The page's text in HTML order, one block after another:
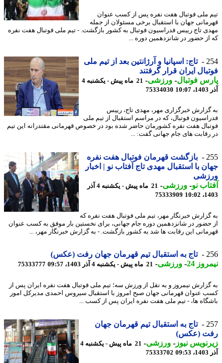
ملی فوتبال هفت نفره پس از کسب عنوان
جهان با استقبال برخی مسئولان از جمله
تاج رییس فدراسیون فوتبال به کشور بازگشت. - تیم ملی فوتبال هفت نفره
حضور در شانزدهمین دوره ...
تاج: اسپانیا و آرژانتین بعد از تیم ملی
ایران قرار گرفتند
فوتبال-ورزشی-
21 ماه پیش - یکشنبه 4
75334030
خبرگزاری مهر، مهدی تاج، رییس
فوتبال، که در مراسم استقبال از تیم ملی
هفت نفره کشورمان حاضر شده بود در خصوص قهرمانی مقتدرانه این تیم
های جام جهانی گفت: ...
بازگشت قهرمان فوتبال هفت نفره
با استقبال مهدی تاج آفتاب نو | اخبار
نو- ورزشی-
21 ماه پیش - یکشنبه 4 آذر
75333909
خبرنگار مهر، تیم ملی فوتبال هفت نفره که
در شانزدهمین دوره جام جهانی، برای نخستین بار موفق به کسب عنوان
این رقابت ها شد به کشور بازگشت. - به گزارش خبرنگار مهر، ...
تاج به استقبال تیم قهرمان جهان رفت (عکس)
24
-ورزشی-21 ماه پیش - یکشنبه 4 آذر 1403، 09:57 75333777
نیمروز و به نقل از ورزش سه؛ تیم ملی فوتبال هفت نفره ایران پس از
عنوان قهرمانی جهان صبح امروز با استقبال سیروس احمدی مدیرکل امور
ها، - تیم ملی هفت نفره ایران پس از کسب ...
تاج به استقبال تیم قهرمان جهان
(عکس)
نیوز-ورزشی-
21 ماه پیش - یکشنبه 4
75333702